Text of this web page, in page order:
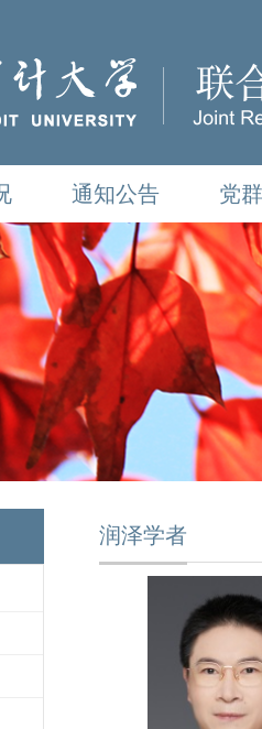
通知公告 党
润泽学者